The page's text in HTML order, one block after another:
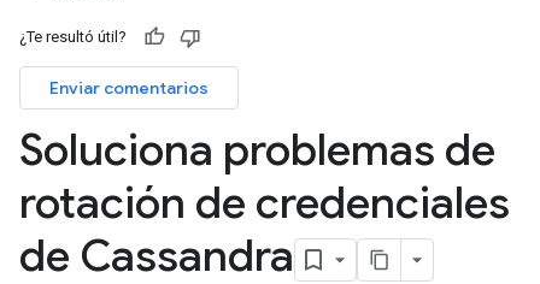
¿Te resultó útil?
Enviar comentarios
Soluciona problemas de
rotación de credenciales
de Cassandra